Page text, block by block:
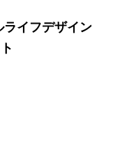
イフデザイン